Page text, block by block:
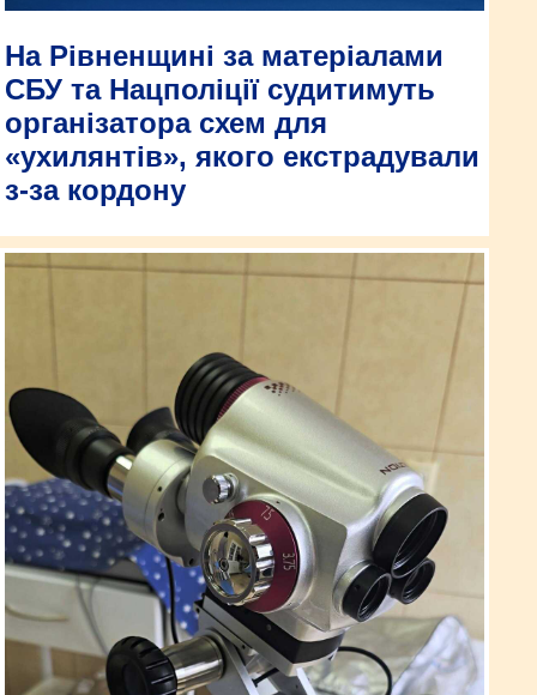
На Рівненщині за матеріалами
СБУ та Нацполіції судитимуть
організатора схем для
«ухилянтів», якого екстрадували
з-за кордону